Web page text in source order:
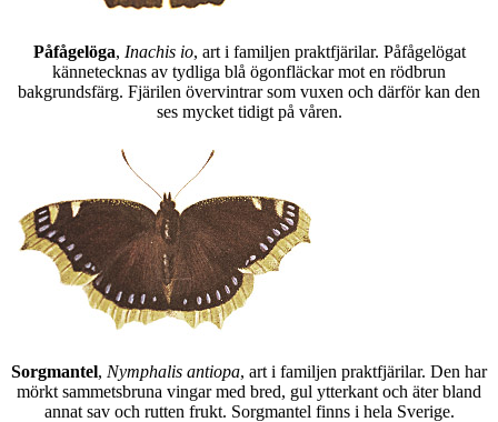
Påfågelöga, Inachis io, art i familjen praktfjärilar. Påfågelögat
kännetecknas av tydliga blå ögonfläckar mot en rödbrun
bakgrundsfärg. Fjärilen övervintrar som vuxen och därför kan den
ses mycket tidigt på våren.
Sorgmantel, Nymphalis antiopa, art i familjen praktfjärilar. Den har
mörkt sammetsbruna vingar med bred, gul ytterkant och äter bland
annat sav och rutten frukt. Sorgmantel finns i hela Sverige.